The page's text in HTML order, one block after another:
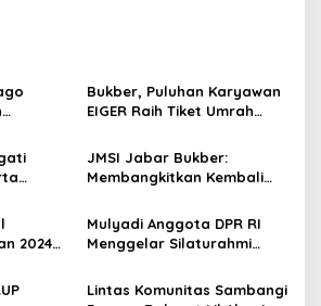
di
Bukber, Puluhan Karyawan
EIGER Raih Tiket Umrah
Ramadan 2025
JMSI Jabar Bukber:
Membangkitkan Kembali
2024
Mulyadi Anggota DPR RI
Menggelar Silaturahmi
Santunan Yatim Piatu
Lintas Komunitas Sambangi